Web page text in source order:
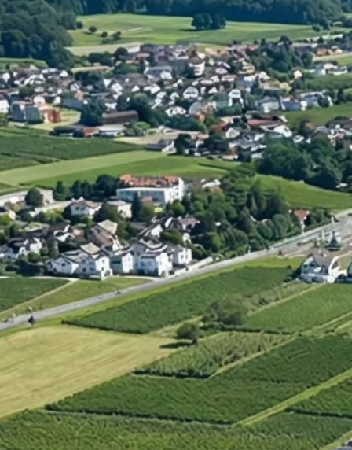
Beratung
Gründung & Entwicklung
Umstrukturierung & Sanierung
Nachfolge & Transaktionen
Bewertung & Planung
Wissen
News
Fachwissen
Publikationen
Ressourcen
Truvag
Team
Karriere
Kundeninformation
Leitbild
Kontakt
Offerte anfordern